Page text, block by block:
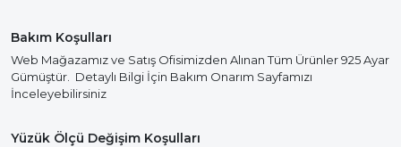
Bakım Koşulları
Web Mağazamız ve Satış Ofisimizden Alınan Tüm Ürünler 925 Ayar
Gümüştür. Detaylı Bilgi İçin Bakım Onarım Sayfamızı
İnceleyebilirsiniz
Yüzük Ölçü Değişim Koşulları